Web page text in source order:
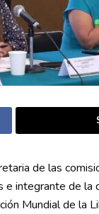
de las
integrante de la
Mundial de la